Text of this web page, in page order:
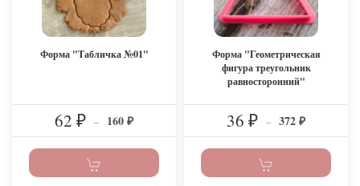
Форма "Табличка №01"
62 ₽ – 160 ₽
Форма "Геометрическая
фигура треугольник
равносторонний"
36 ₽ – 372 ₽